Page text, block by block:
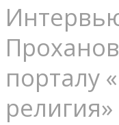
порталу
религия»